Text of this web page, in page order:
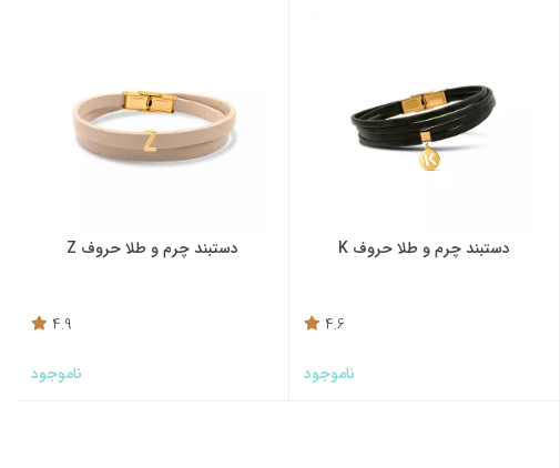
دستبند چرم و طلا حروف K
4.6
ناموجود
دستبند چرم و طلا حروف Z
4.9
ناموجود